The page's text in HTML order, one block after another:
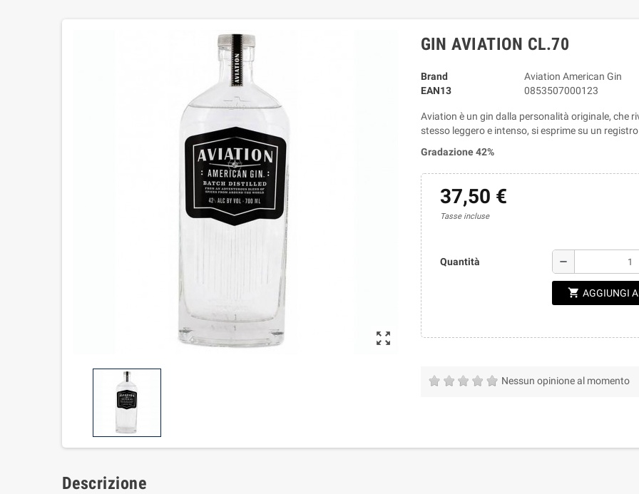
zoom_out_map
GIN AVIATION CL.70
Brand
Aviation American Gin
EAN13
0853507000123
Aviation è un gin dalla personalità originale, che
stesso leggero e intenso, si esprime su un
Gradazione 42%
37,50 €
Tasse incluse
Quantità remove
shopping_cart AGGIUNGI
Nessun opinione al momento
Descrizione